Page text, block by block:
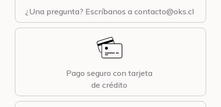
¿Una pregunta? Escríbanos a contacto@oks.cl
Pago seguro con tarjeta
de crédito